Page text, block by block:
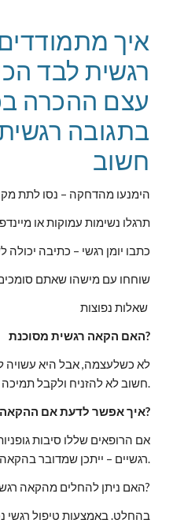
איך
רגשית לבד
עצם ההכרה
בתגובה
חשוב
הימנעו מהדחקה – נסו לתת
תרגלו נשימות עמוקות או
כתבו יומן רגשי – כתיבה
שוחחו עם מישהו שאתם סומכים
שאלות נפוצות
האם הקאה רגשית מסוכנת?
לא כשלעצמה, אבל היא עשויה
חשוב לא להזניח ולקבל תמיכה מקצועית.
איך אפשר לדעת אם ההקאה היא רגשית ולא פיזית?
אם הרופאים שללו סיבות
רגשיים – ייתכן שמדובר בהקאה רגשית.
האם ניתן להחלים מהקאה רגשית?
בהחלט. באמצעות טיפול רגשי